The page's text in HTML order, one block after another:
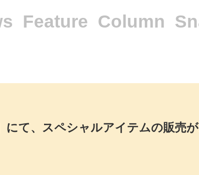
Feature Column
にて、スペシャルアイテムの販売が